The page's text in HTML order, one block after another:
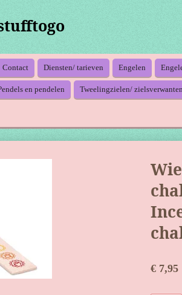
Contact Diensten/ tarieven Engelen
en pendelen Tweelingzielen/ zielsverwanten
€ 7,95